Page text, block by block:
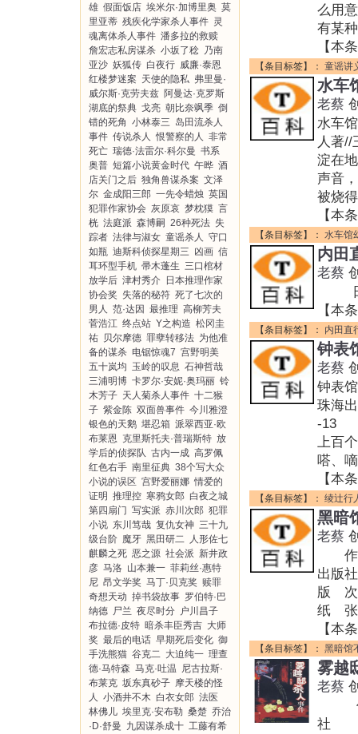
雄 假面饭店 埃米尔·加博里奥 莫
里亚蒂 残疾化学家杀人事件 灵
魂离体杀人事件 潘多拉的救赎
詹宏志私房谋杀 小坂了稔 乃南
亚沙 妖狐传 白夜行 威廉·泰恩
红楼梦迷案 天使的隐私 弗里曼·
威尔斯·克劳夫兹 阿曼达·克罗斯
湖底的祭典 戈亮 朝比奈飒季 倒
错的死角 小林泰三 岛田流杀人
事件 传说杀人 恨警察的人 非常
死亡 瑞德·法雷尔·科尔曼 书系
奥普 短篇小说黄金时代 午晔 酒
店关门之后 独角兽谋杀案 文泽
尔 金成阳三郎 一先令蜡烛 英国
犯罪作家协会 灰原哀 梦枕獏 言
桄 法庭派 森博嗣 26种死法 失
踪者 法律与淑女 童谣杀人 守口
如瓶 迪斯科侦探星期三 凶画 信
耳环型手机 帚木蓬生 三口棺材
放学后 津村秀介 日本推理作家
协会奖 失落的秘符 死了七次的
男人 范·达因 最推理 高柳芳夫
菅浩江 终点站 Y之构造 松冈圭
祐 贝尔摩德 罪孽转移法 为他准
备的谋杀 电锯惊魂7 宫野明美
五十岚均 玉岭的叹息 石神哲哉
三浦明博 卡罗尔·安妮·奥玛丽 铃
木芳子 天人菊杀人事件 十二猴
子 紫金陈 双面兽事件 今川雅澄
银色的天鹅 堪忍箱 派翠西亚·欧
布莱恩 克里斯托夫·普瑞斯特 放
学后的侦探队 古内一成 高罗佩
红色右手 南里征典 38个写大众
小说的误区 宫野爱丽娜 情爱的
证明 推理控 寒鸦女郎 白夜之城
第四扇门 写实派 赤川次郎 犯罪
小说 东川笃哉 复仇女神 三十九
级台阶 魔牙 黑田研二 人形佐七
麒麟之死 恶之源 社会派 新井政
彦 马洛 山本兼一 菲莉丝·惠特
尼 昂文学奖 马丁·贝克奖 赎罪
奇想天动 掉书袋故事 罗伯特·巴
纳德 尸兰 夜尽时分 户川昌子
布拉德·皮特 暗杀丰臣秀吉 大师
奖 最后的电话 早期死后变化 御
手洗熊猫 谷克二 大迫纯一 理查
德·马特森 马克·吐温 尼古拉斯·
布莱克 坂东真砂子 摩天楼的怪
人 小酒井不木 白衣女郎 法医
林佛儿 埃里克·安布勒 桑楚 乔治
·D·舒曼 九因谋杀成十 工藤有希
么用
有某
【本
【条目标签】： 童谣讲
水车
老蔡
水车
人著
淀在
声音
被烧
【本
【条目标签】： 水车馆
内田
老蔡
日
【本
【条目标签】： 内田直
钟表
老蔡
钟表
珠海
-13
上百
嗒、
【本
【条目标签】： 绫辻行
黑暗
老蔡
作
出版
版
纸
【本
【条目标签】： 黑暗馆
雾越
老蔡
作
社 ·